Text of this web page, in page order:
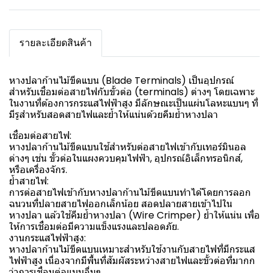
รายละเอียดสินค้า
หางปลาก้านไม้ขีดแบน (Blade Terminals) เป็นอุปกรณ์
สำหรับเชื่อมต่อสายไฟกับขั้วต่อ (terminals) ต่างๆ โดยเฉพาะ
ในงานที่ต้องการกระแสไฟฟ้าสูง มีลักษณะเป็นแผ่นโลหะแบนๆ ที่
มีรูสำหรับสอดสายไฟและย้ำให้แน่นด้วยคีมย้ำหางปลา
เชื่อมต่อสายไฟ:
หางปลาก้านไม้ขีดแบนใช้สำหรับต่อสายไฟเข้ากับเทอร์มินอล
ต่างๆ เช่น ขั้วต่อในแผงควบคุมไฟฟ้า, อุปกรณ์อิเล็กทรอนิกส์,
หรือเครื่องจักร.
ย้ำสายไฟ:
การต่อสายไฟเข้ากับหางปลาก้านไม้ขีดแบนทำได้โดยการลอก
ฉนวนที่ปลายสายไฟออกเล็กน้อย สอดปลายสายเข้าไปใน
หางปลา แล้วใช้คีมย้ำหางปลา (Wire Crimper) ย้ำให้แน่น เพื่อ
ให้การเชื่อมต่อมีความแข็งแรงและปลอดภัย.
งานกระแสไฟฟ้าสูง:
หางปลาก้านไม้ขีดแบนเหมาะสำหรับใช้งานกับสายไฟที่มีกระแส
ไฟฟ้าสูง เนื่องจากมีพื้นที่สัมผัสระหว่างสายไฟและขั้วต่อที่มากก